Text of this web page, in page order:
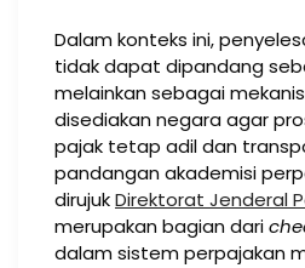
Dalam konteks ini,
tidak dapat dipandang
melainkan sebagai
disediakan negara agar
pajak tetap adil dan
pandangan akademisi
dirujukDirektorat Jenderal
merupakan bagian dari
dalam sistem perpajakan